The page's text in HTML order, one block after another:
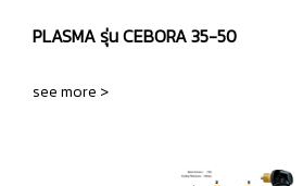
PLASMA รุ่น CEBORA 35-50
see more >